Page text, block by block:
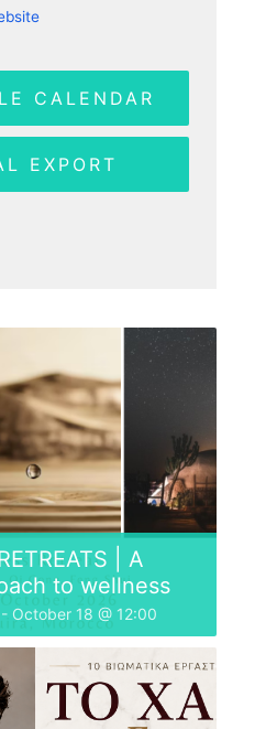
CALENDAR
EXPORT
| A
to wellness
- October 18 @ 12:00